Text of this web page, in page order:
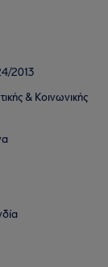
2013
& Κοινωνικής